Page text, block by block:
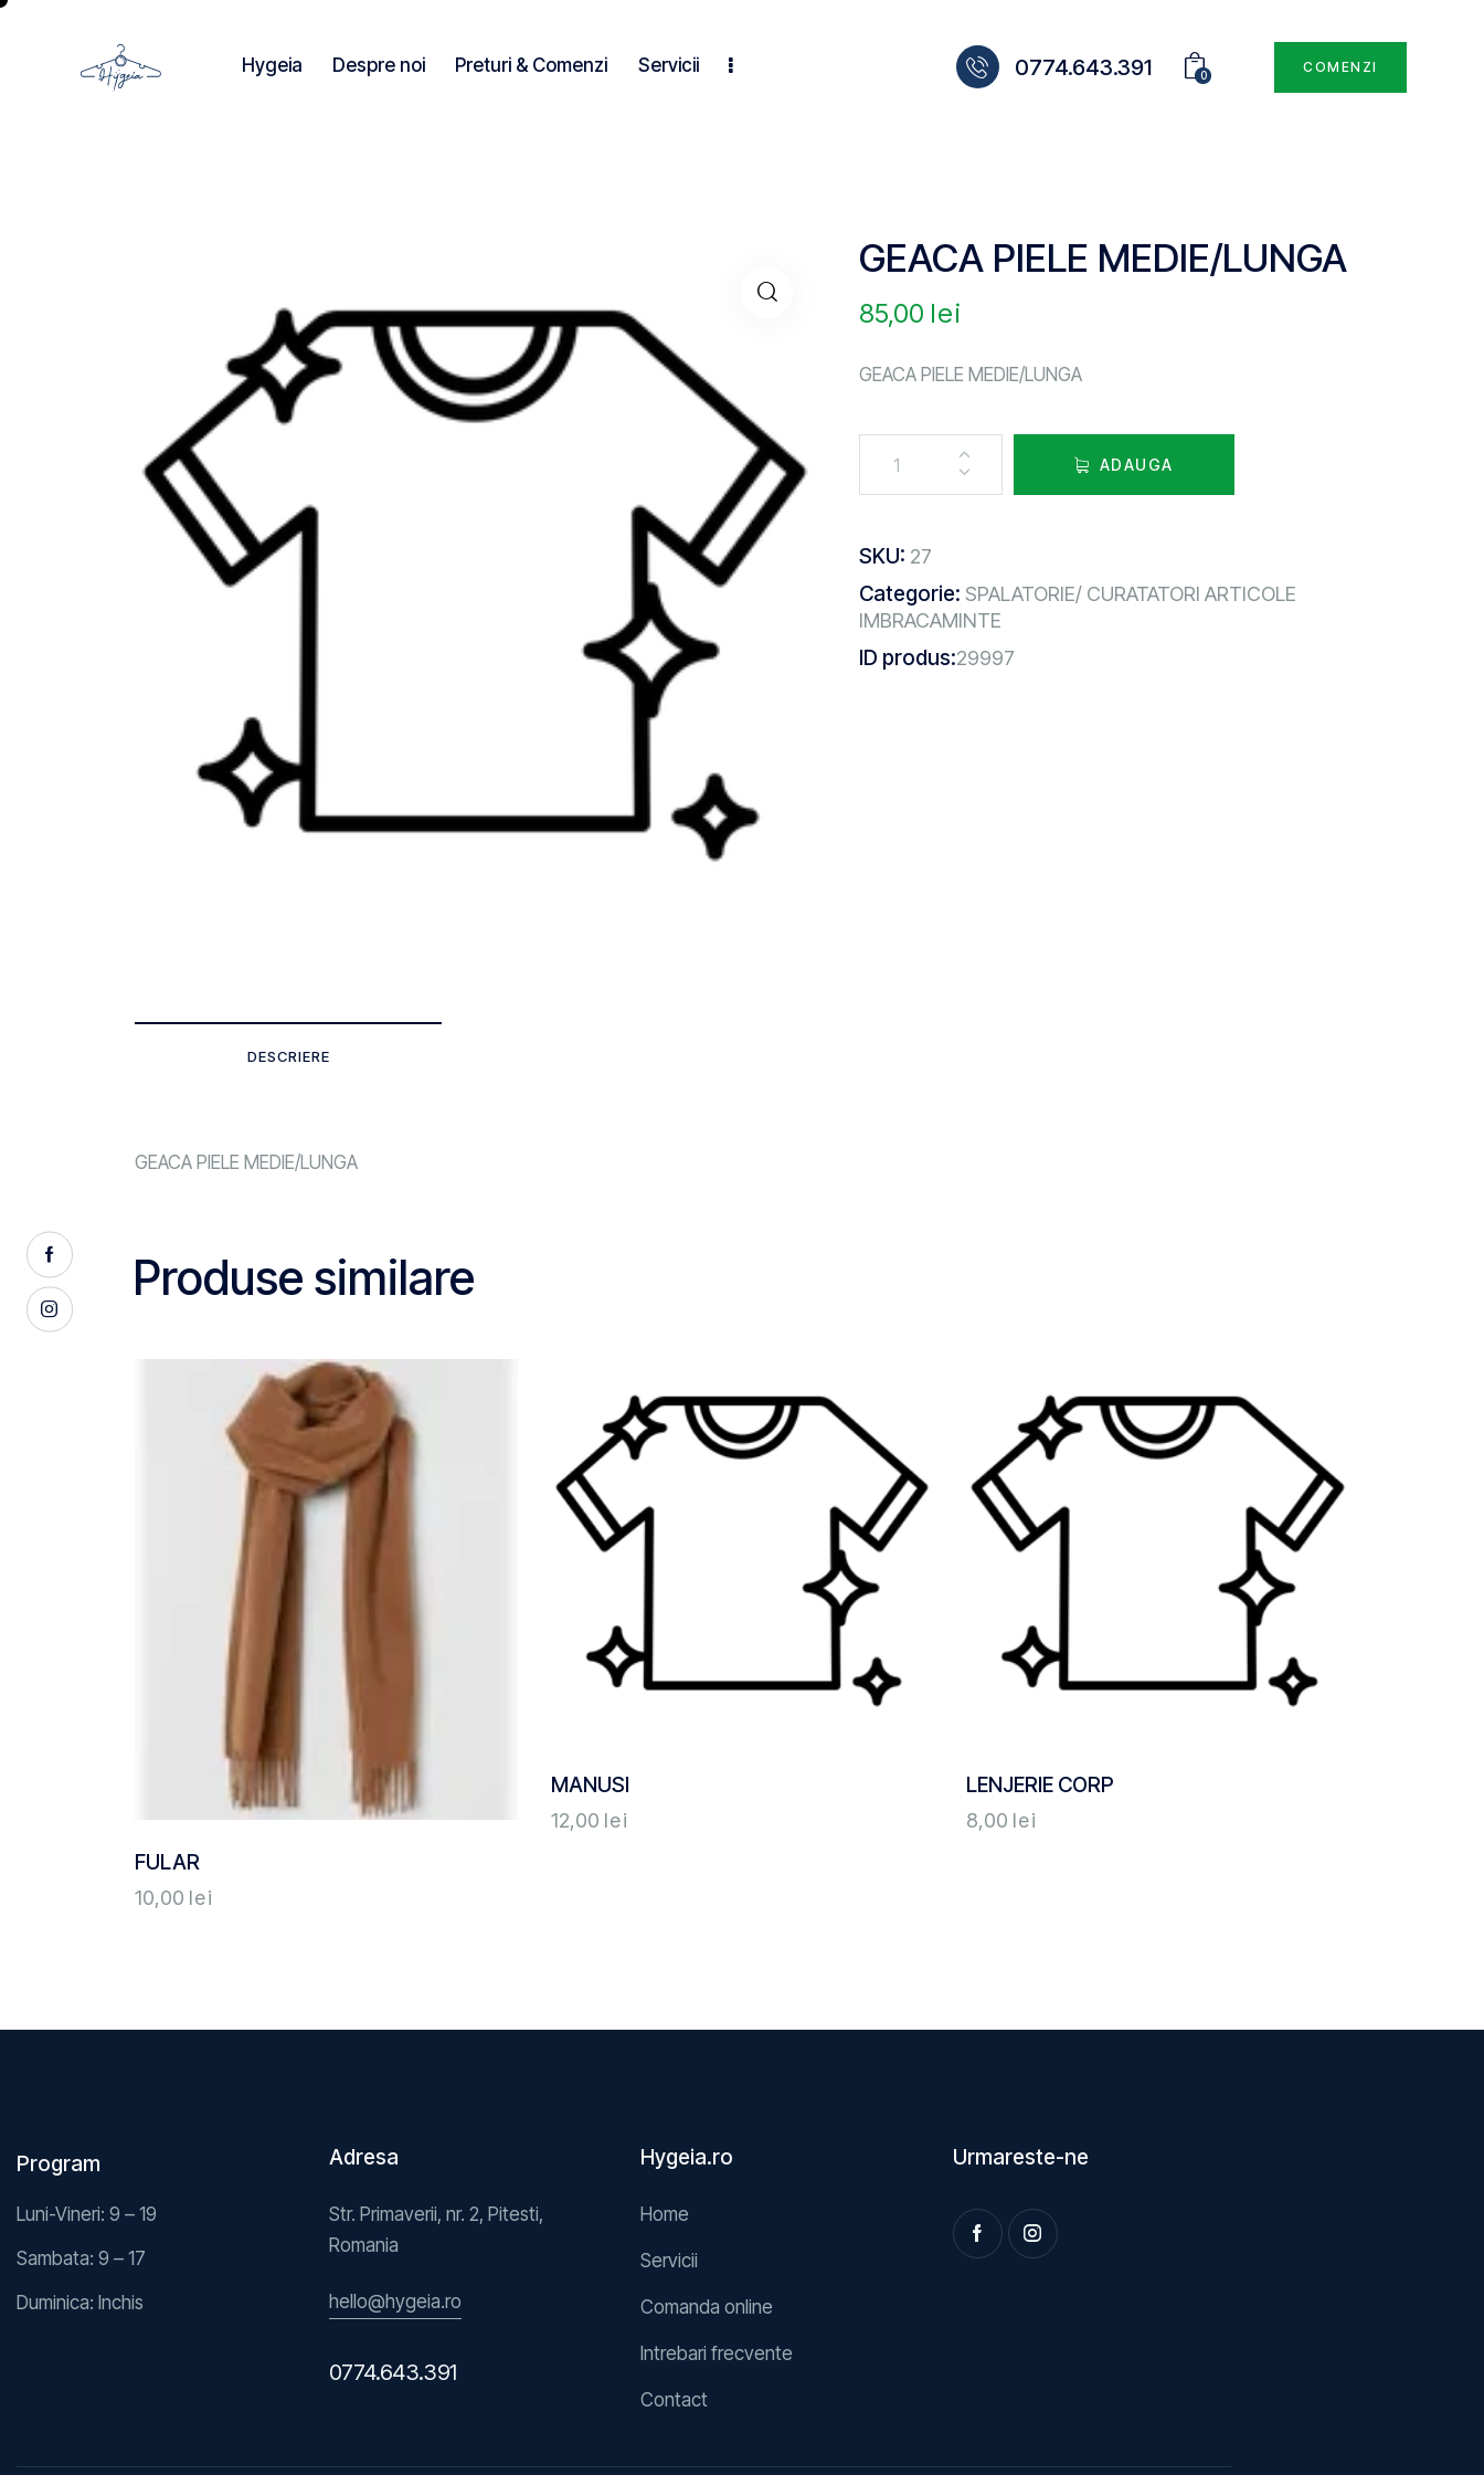
Hygeia Despre noi Preturi & Comenzi Servicii 0774.643.391 0
COMENZI
GEACA PIELE MEDIE/LUNGA
85,00 lei
GEACA PIELE MEDIE/LUNGA
ADAUGA
SKU: 27
Categorie: SPALATORIE/ CURATATORI ARTICOLE
IMBRACAMINTE
ID produs:29997
DESCRIERE
GEACA PIELE MEDIE/LUNGA
Produse similare
FULAR
10,00 lei
MANUSI
12,00 lei
LENJERIE CORP
8,00 lei
Program
Luni-Vineri: 9 – 19
Sambata: 9 – 17
Duminica: Inchis
Adresa
Str. Primaverii, nr. 2, Pitesti,
Romania
hello@hygeia.ro
0774.643.391
Hygeia.ro
Home
Servicii
Comanda online
Intrebari frecvente
Contact
Urmareste-ne